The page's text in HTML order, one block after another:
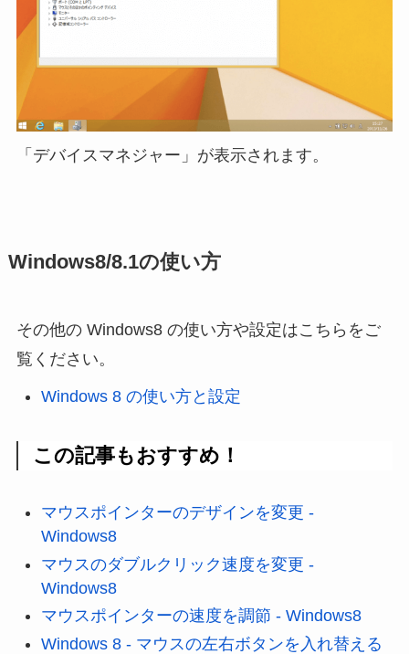
「デバイスマネジャー」が表示されます。
Windows8/8.1の使い方
その他の Windows8 の使い方や設定はこちらをご
覧ください。
Windows 8 の使い方と設定
この記事もおすすめ！
マウスポインターのデザインを変更 -
Windows8
マウスのダブルクリック速度を変更 -
Windows8
マウスポインターの速度を調節 - Windows8
Windows 8 - マウスの左右ボタンを入れ替える